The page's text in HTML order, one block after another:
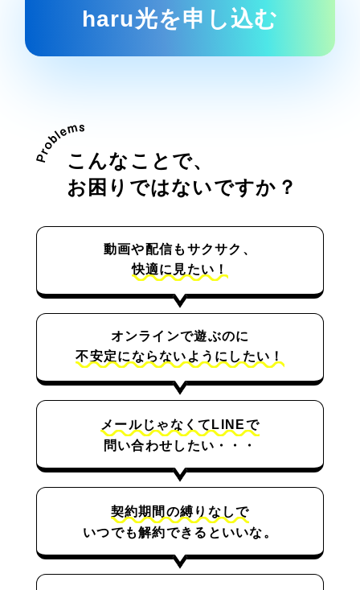
haru光を申し込む
こんなことで、
お困りではないですか？
動画や配信もサクサク、
快適に見たい！
オンラインで遊ぶのに
不安定にならないようにしたい！
メールじゃなくてLINEで
問い合わせしたい・・・
契約期間の縛りなしで
いつでも解約できるといいな。